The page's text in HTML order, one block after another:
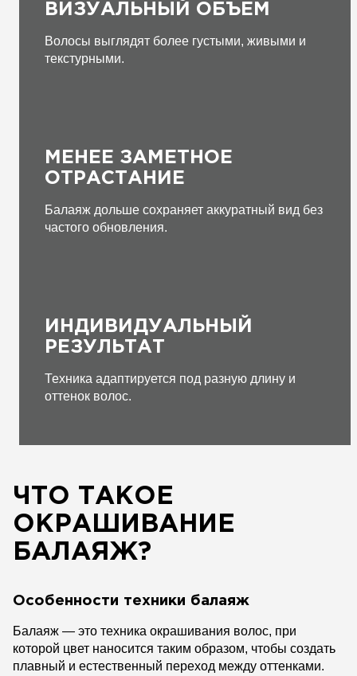
ВИЗУАЛЬНЫЙ ОБЪЕМ
Волосы выглядят более густыми, живыми и
текстурными.
МЕНЕЕ ЗАМЕТНОЕ
ОТРАСТАНИЕ
Балаяж дольше сохраняет аккуратный вид без
частого обновления.
ИНДИВИДУАЛЬНЫЙ
РЕЗУЛЬТАТ
Техника адаптируется под разную длину и
оттенок волос.
ЧТО ТАКОЕ
ОКРАШИВАНИЕ
БАЛАЯЖ?
Особенности техники балаяж
Балаяж — это техника окрашивания волос, при
которой цвет наносится таким образом, чтобы создать
плавный и естественный переход между оттенками.